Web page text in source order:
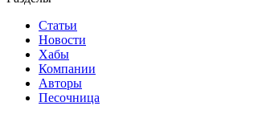
Статьи
Новости
Хабы
Компании
Авторы
Песочница